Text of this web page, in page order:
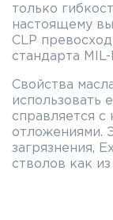
только
настоящему
CLP
стандарта
Свойства
использовать
справляется с
отложениями.
загрязнения,
стволов как